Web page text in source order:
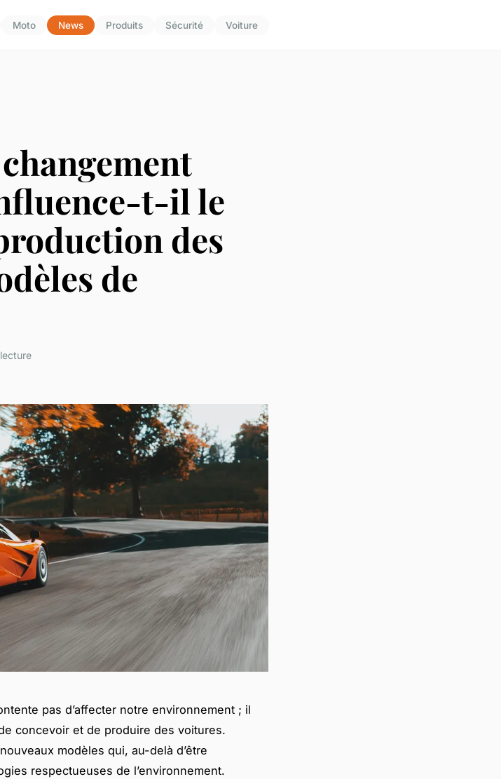
Moto News Produits Sécurité Voiture
t-il le
des
de
pas d’affecter notre environnement ; il
concevoir et de produire des voitures.
modèles qui, au-delà d’être
respectueuses de l’environnement.